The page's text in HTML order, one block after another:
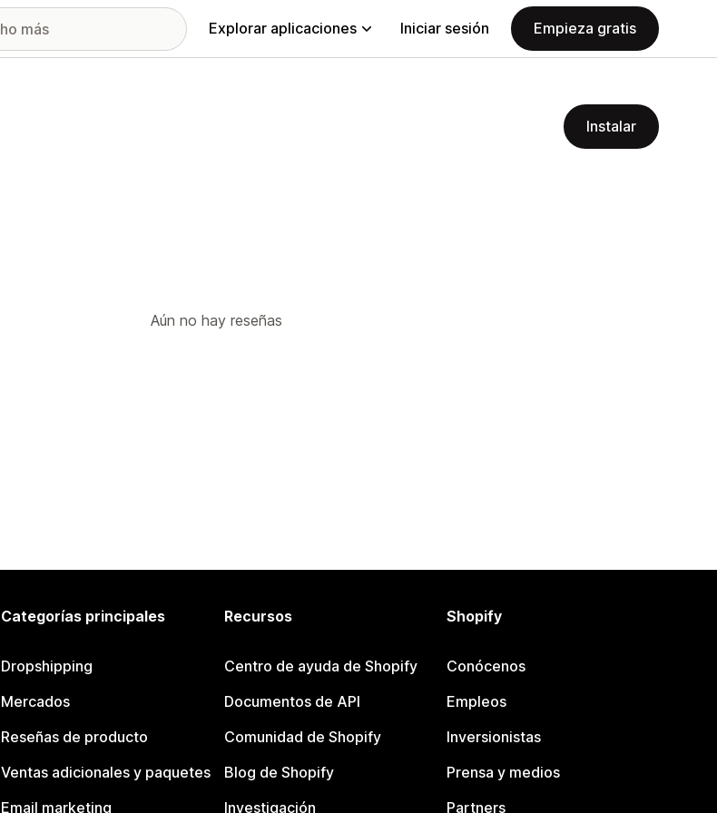
Explorar aplicaciones Iniciar sesión Empieza gratis
Instalar
Aún no hay reseñas
Categorías principales
Dropshipping
Mercados
Reseñas de producto
Ventas adicionales y paquetes
Email marketing
Recursos
Centro de ayuda de Shopify
Documentos de API
Comunidad de Shopify
Blog de Shopify
Investigación
Shopify
Conócenos
Empleos
Inversionistas
Prensa y medios
Partners